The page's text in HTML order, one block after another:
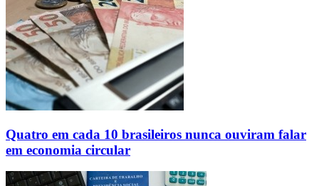
Quatro em cada 10 brasileiros nunca ouviram falar
em economia circular